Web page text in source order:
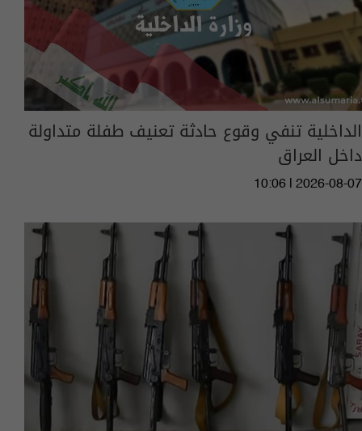
الداخلية تنفي وقوع حادثة تعنيف طفلة متداولة
داخل العراق
10:06 | 2026-08-07